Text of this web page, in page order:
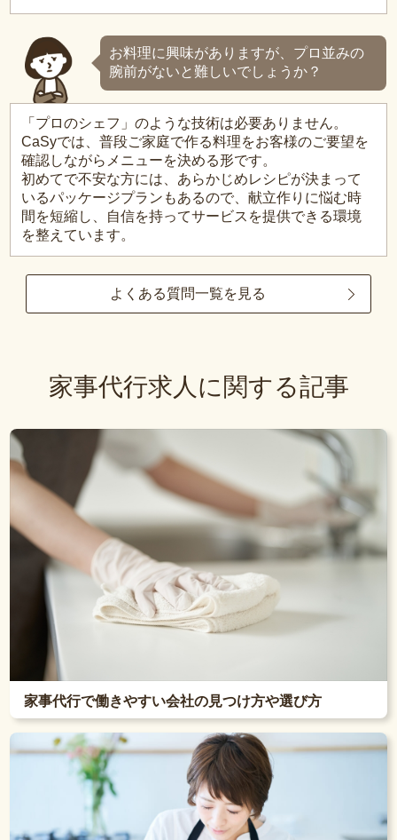
お料理に興味がありますが、プロ並みの
腕前がないと難しいでしょうか？
「プロのシェフ」のような技術は必要ありません。
CaSyでは、普段ご家庭で作る料理をお客様のご要望を
確認しながらメニューを決める形です。
初めてで不安な方には、あらかじめレシピが決まって
いるパッケージプランもあるので、献立作りに悩む時
間を短縮し、自信を持ってサービスを提供できる環境
を整えています。
よくある質問一覧を見る
家事代行求人に関する記事
家事代行で働きやすい会社の見つけ方や選び方